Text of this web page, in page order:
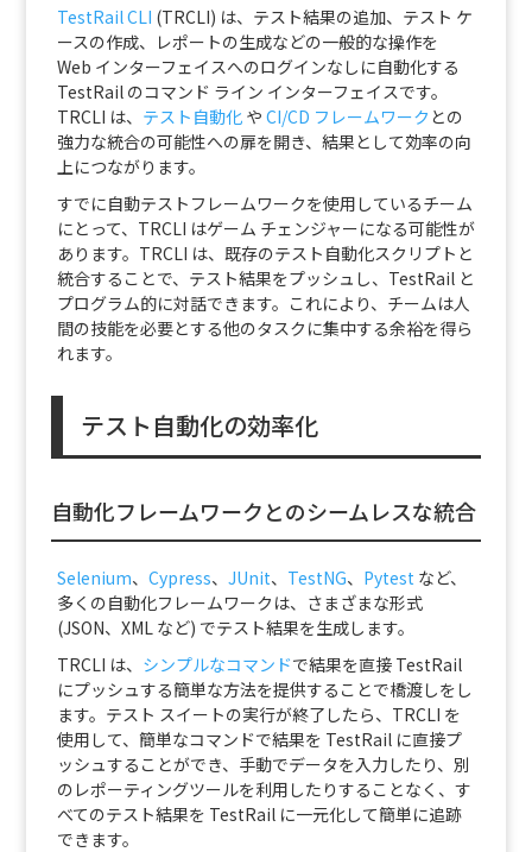
TestRail CLI (TRCLI) は、テスト結果の追加、テスト ケ
ースの作成、レポートの生成などの一般的な操作を
Web インターフェイスへのログインなしに自動化する
TestRail のコマンド ライン インターフェイスです。
TRCLI は、 テスト自動化や CI/CD フレームワーク との
強力な統合の可能性への扉を開き、結果として効率の向
上につながります。
すでに自動テストフレームワークを使用しているチーム
にとって、TRCLI はゲーム チェンジャーになる可能性が
あります。TRCLI は、既存のテスト自動化スクリプトと
統合することで、テスト結果をプッシュし、TestRail と
プログラム的に対話できます。これにより、チームは人
間の技能を必要とする他のタスクに集中する余裕を得ら
れます。
テスト自動化の効率化
自動化フレームワークとのシームレスな統合
Selenium、 Cypress、 JUnit、 TestNG、 Pytest など、
多くの自動化フレームワークは、さまざまな形式
(JSON、XML など) でテスト結果を生成します。
TRCLI は、 シンプルなコマンドで結果を直接 TestRail
にプッシュする簡単な方法を提供することで橋渡しをし
ます。テスト スイートの実行が終了したら、TRCLI を
使用して、簡単なコマンドで結果を TestRail に直接プ
ッシュすることができ、手動でデータを入力したり、別
のレポーティングツールを利用したりすることなく、す
べてのテスト結果を TestRail に一元化して簡単に追跡
できます。